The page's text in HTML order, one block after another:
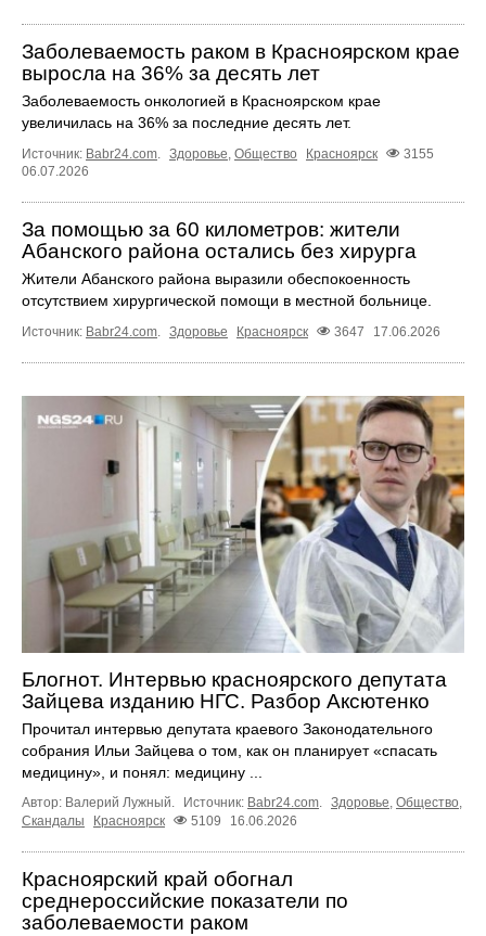
Заболеваемость раком в Красноярском крае
выросла на 36% за десять лет
Заболеваемость онкологией в Красноярском крае
увеличилась на 36% за последние десять лет.
Источник: Babr24.com. Здоровье, Общество Красноярск
3155
06.07.2026
За помощью за 60 километров: жители
Абанского района остались без хирурга
Жители Абанского района выразили обеспокоенность
отсутствием хирургической помощи в местной больнице.
Источник: Babr24.com. Здоровье Красноярск 3647 17.06.2026
Блогнот. Интервью красноярского депутата
Зайцева изданию НГС. Разбор Аксютенко
Прочитал интервью депутата краевого Законодательного
собрания Ильи Зайцева о том, как он планирует «спасать
медицину», и понял: медицину ...
Автор: Валерий Лужный. Источник: Babr24.com. Здоровье, Общество,
Скандалы
Красноярск 5109 16.06.2026
Красноярский край обогнал
среднероссийские показатели по
заболеваемости раком